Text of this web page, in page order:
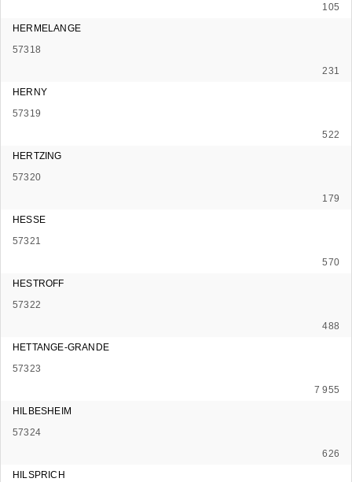
105
HERMELANGE
57318
231
HERNY
57319
522
HERTZING
57320
179
HESSE
57321
570
HESTROFF
57322
488
HETTANGE-GRANDE
57323
7 955
HILBESHEIM
57324
626
HILSPRICH